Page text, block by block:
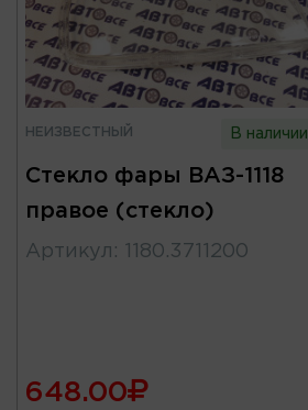
НЕИЗВЕСТНЫЙ В наличии
Стекло фары ВАЗ-1118
правое (стекло)
Артикул : 1180.3711200
648.00